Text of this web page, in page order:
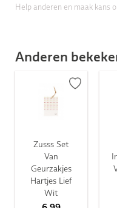
Help anderen en maak kans
Anderen
Zusss Set
Van
Geurzakjes
Hartjes Lief
Wit